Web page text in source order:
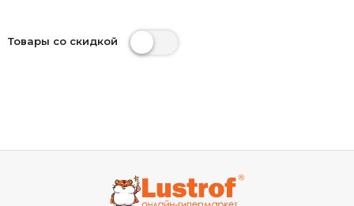
Товары со скидкой